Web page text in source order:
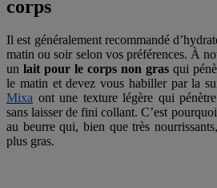
corps
Il est généralement recommandé
matin ou soir selon vos préférences. À
un lait pour le corps non gras qui
le matin et devez vous habiller par la
Mixa ont une texture légère qui
sans laisser de fini collant. C’est
au beurre qui, bien que très
plus gras.